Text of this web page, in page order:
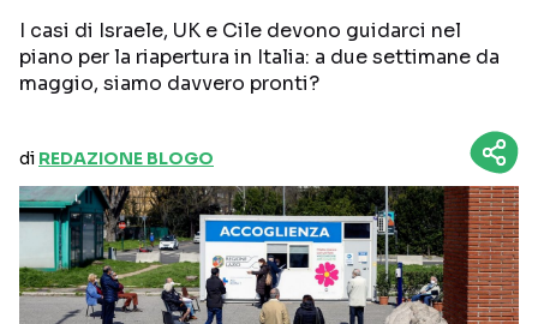
I casi di Israele, UK e Cile devono guidarci nel
piano per la riapertura in Italia: a due settimane da
maggio, siamo davvero pronti?
di REDAZIONE BLOGO